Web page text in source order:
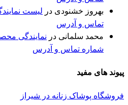
بهروز خشنودی در لیست
تماس و آدرس
محمد سلمانی در نمایندگی
شماره تماس و آدرس
پیوند های مفید
فروشگاه پوشاک زنانه در شیراز